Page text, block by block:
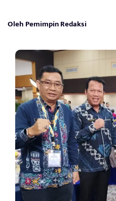
Oleh Pemimpin Redaksi